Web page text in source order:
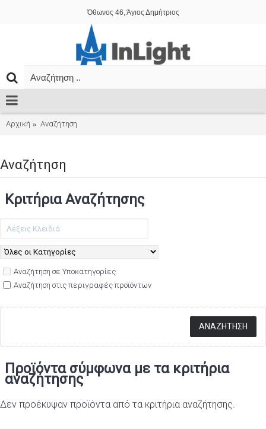
Όθωνος 46, Άγιος Δημήτριος
Αρχική Αναζήτηση
Αναζήτηση
Κριτήρια Αναζήτησης
Αναζήτηση σε Υποκατηγορίες
Αναζήτηση στις περιγραφές προϊόντων
Προϊόντα σύμφωνα με τα κριτήρια
αναζήτησης
Δεν προέκυψαν προϊόντα από τα κριτήρια αναζήτησης.